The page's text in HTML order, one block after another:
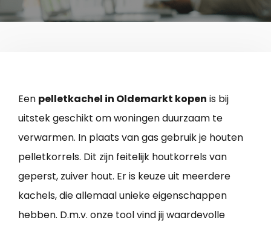
Een pelletkachel in Oldemarkt kopen is bij
uitstek geschikt om woningen duurzaam te
verwarmen. In plaats van gas gebruik je houten
pelletkorrels. Dit zijn feitelijk houtkorrels van
geperst, zuiver hout. Er is keuze uit meerdere
kachels, die allemaal unieke eigenschappen
hebben. D.m.v. onze tool vind jij waardevolle